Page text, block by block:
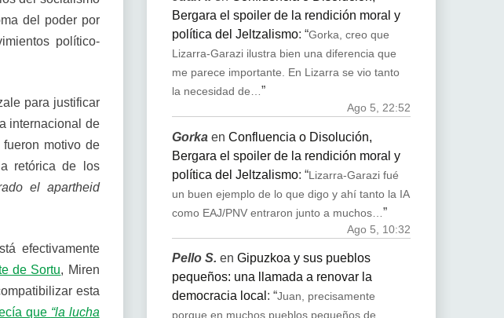
del poder por
político-
para justificar
internacional de
motivo de
retórica de los
el apartheid
efectivamente
de Sortu, Miren
esta
que “la lucha
Bergara el spoiler de la rendición moral y
política del Jeltzalismo: “Gorka, creo que
Lizarra-Garazi ilustra bien una diferencia que
me parece importante. En Lizarra se vio tanto
la necesidad de… ”
Ago 5, 22:52
Gorkaen Confluencia o Disolución,
Bergara el spoiler de la rendición moral y
política del Jeltzalismo: “Lizarra-Garazi fué
un buen ejemplo de lo que digo y ahí tanto la IA
como EAJ/PNV entraron junto a muchos… ”
Ago 5, 10:32
Pello S. en Gipuzkoa y sus pueblos
pequeños: una llamada a renovar la
democracia local : “Juan, precisamente
porque en muchos pueblos pequeños de